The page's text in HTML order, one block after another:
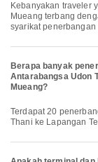
Kebanyakan traveler yang menuju Lapangan Terbang Antarabangsa Don
Mueang terbang
syarikat
Berapa banyak
Antarabangsa Udon
Mueang?
Terdapat 20 penerbangan dari Lapangan Terbang Antarabangsa Udon
Thani ke Lapangan